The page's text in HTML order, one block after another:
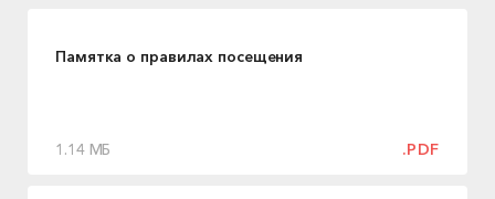
Памятка о правилах посещения
1.14 МБ .PDF